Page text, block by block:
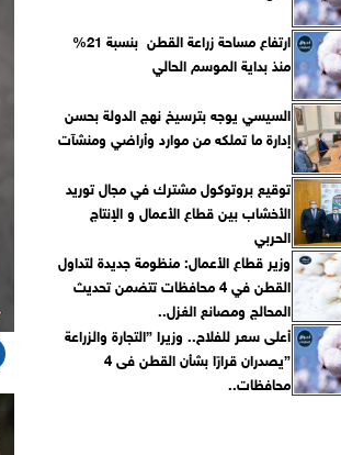
ارتفاع مساحة زراعة القطن بنسبة 21%
منذ بداية الموسم الحالي
السيسي يوجه بترسيخ نهج الدولة بحسن
إدارة ما تملكه من موارد وأراضي ومنشآت
توقيع بروتوكول مشترك في مجال توريد
الأخشاب بين قطاع الأعمال و الإنتاج
الحربي
وزير قطاع الأعمال: منظومة جديدة لتداول
القطن في 4 محافظات تتضمن تحديث
المحالج ومصانع الغزل..
أعلى سعر للفلاح.. وزيرا ”التجارة والزراعة
”يصدران قرارًا بشأن القطن فى 4
محافظات..